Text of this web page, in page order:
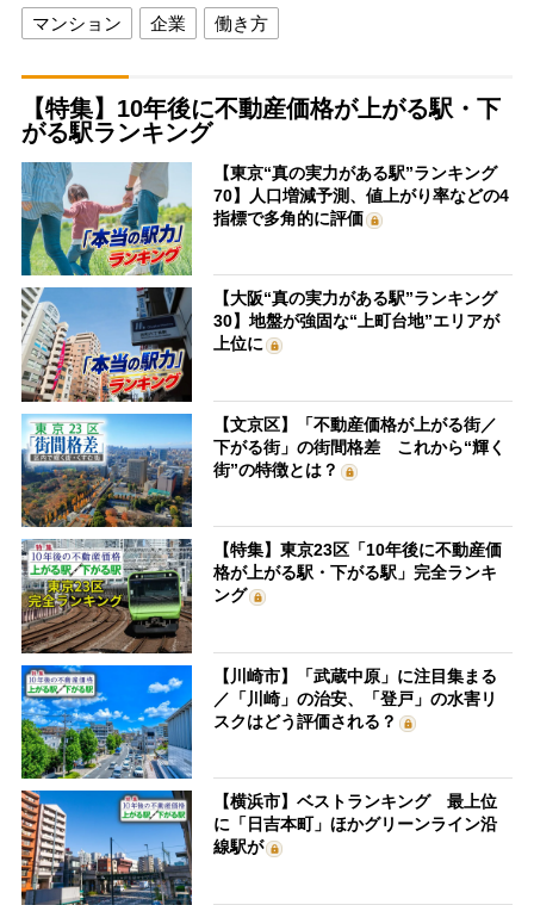
マンション 企業 働き方
【特集】10年後に不動産価格が上がる駅・下
がる駅ランキング
【東京“真の実力がある駅”ランキング
70】人口増減予測、値上がり率などの4
指標で多角的に評価
【大阪“真の実力がある駅”ランキング
30】地盤が強固な“上町台地”エリアが
上位に
【文京区】「不動産価格が上がる街／
下がる街」の街間格差 これから“輝く
街”の特徴とは？
【特集】東京23区「10年後に不動産価
格が上がる駅・下がる駅」完全ランキ
ング
【川崎市】「武蔵中原」に注目集まる
／「川崎」の治安、「登戸」の水害リ
スクはどう評価される？
【横浜市】ベストランキング 最上位
に「日吉本町」ほかグリーンライン沿
線駅が